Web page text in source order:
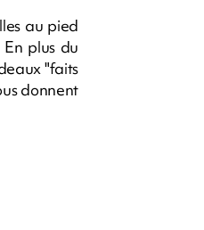
au pied
plus du
"faits
donnent